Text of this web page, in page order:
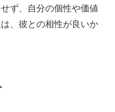
ず、自分の個性や価値
、彼との相性が良いか